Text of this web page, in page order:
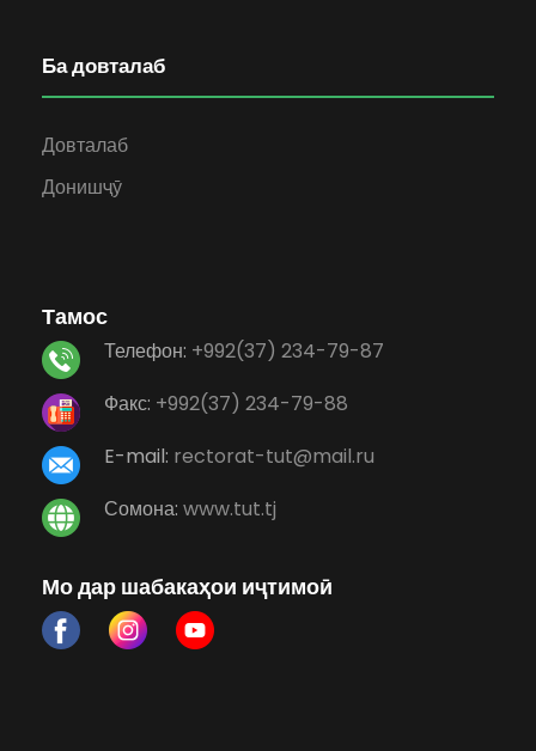
Ба довталаб
Довталаб
Донишҷӯ
Тамос
Телефон: +992(37) 234-79-87
Факс: +992(37) 234-79-88
E-mail: rectorat-tut@mail.ru
Сомона: www.tut.tj
Мо дар шабакаҳои иҷтимоӣ